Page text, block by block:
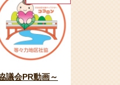
議会PR動画～